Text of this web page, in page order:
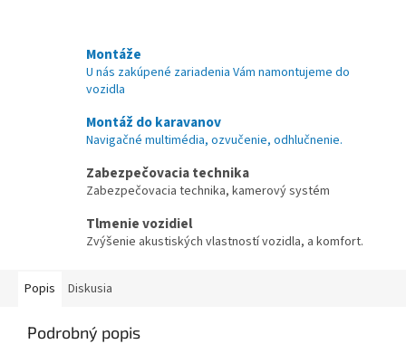
Montáže
U nás zakúpené zariadenia Vám namontujeme do
vozidla
Montáž do karavanov
Navigačné multimédia, ozvučenie, odhlučnenie.
Zabezpečovacia technika
Zabezpečovacia technika, kamerový systém
Tlmenie vozidiel
Zvýšenie akustiských vlastností vozidla, a komfort.
Popis Diskusia
Podrobný popis